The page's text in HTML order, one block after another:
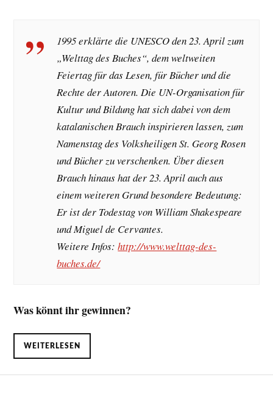
1995 erklärte die UNESCO den 23. April zum
„Welttag des Buches“, dem weltweiten
Feiertag für das Lesen, für Bücher und die
Rechte der Autoren. Die UN-Organisation für
Kultur und Bildung hat sich dabei von dem
katalanischen Brauch inspirieren lassen, zum
Namenstag des Volksheiligen St. Georg Rosen
und Bücher zu verschenken. Über diesen
Brauch hinaus hat der 23. April auch aus
einem weiteren Grund besondere Bedeutung:
Er ist der Todestag von William Shakespeare
und Miguel de Cervantes.
Weitere Infos:http://www.welttag-des-
buches.de/
Was könnt ihr gewinnen?
WEITERLESEN